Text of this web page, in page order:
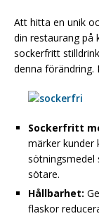
Att hitta en unik
din restaurang på
sockerfritt
denna förändring.
Sockerfritt
märker kunder
sötningsmedel
sötare.
Hållbarhet:
flaskor